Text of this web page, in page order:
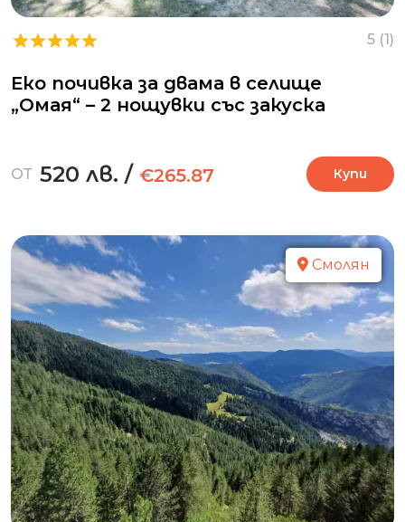
5 (1)
Еко почивка за двама в селище
„Омая“ – 2 нощувки със закуска
ОТ 520 лв. / €265.87 Купи
Смолян